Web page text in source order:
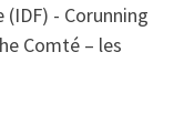
(IDF) - Corunning
Comté – les